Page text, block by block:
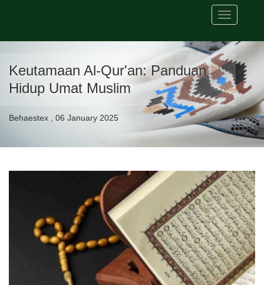
Toggle
navigation
Keutamaan Al-Qur'an: Panduan
Hidup Umat Muslim
Behaestex , 06 January 2025